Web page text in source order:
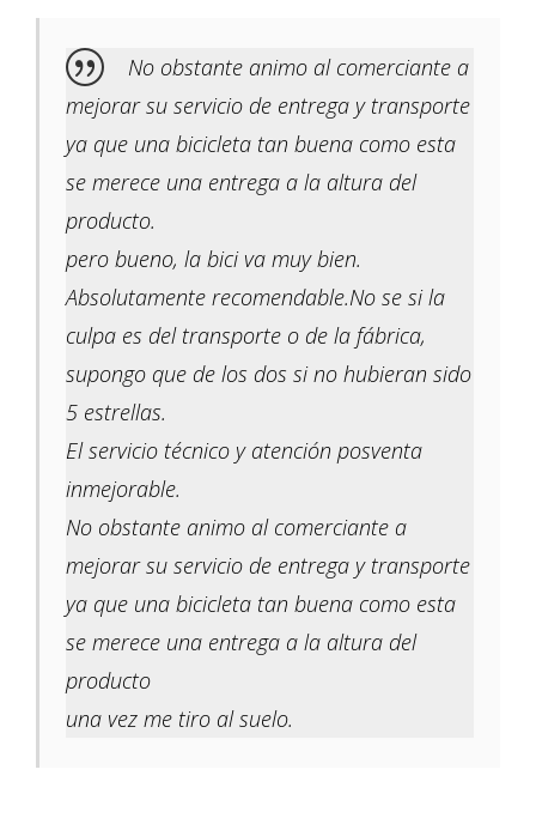
No obstante animo al comerciante a
mejorar su servicio de entrega y transporte
ya que una bicicleta tan buena como esta
se merece una entrega a la altura del
producto.
pero bueno, la bici va muy bien.
Absolutamente recomendable.No se si la
culpa es del transporte o de la fábrica,
supongo que de los dos si no hubieran sido
5 estrellas.
El servicio técnico y atención posventa
inmejorable.
No obstante animo al comerciante a
mejorar su servicio de entrega y transporte
ya que una bicicleta tan buena como esta
se merece una entrega a la altura del
producto
una vez me tiro al suelo.